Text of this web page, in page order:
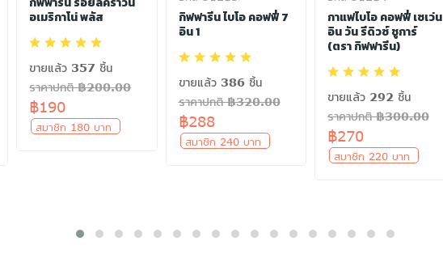
อเมริกาโน่ พลัส
ขายแล้ว 357 ชิ้น
ราคาปกติ ฿200.00
฿190
สมาชิก 180 บาท
กิฟฟารีน ไบโอ คอฟฟี่ 7
อิน 1
ขายแล้ว 386 ชิ้น
ราคาปกติ ฿320.00
฿288
สมาชิก 240 บาท
กาแฟไบโอ คอฟฟี่ เซเว่น
อิน วัน รีดิวซ์ ชูการ์
(ตรา กิฟฟารีน)
ขายแล้ว 292 ชิ้น
ราคาปกติ ฿300.00
฿270
สมาชิก 220 บาท